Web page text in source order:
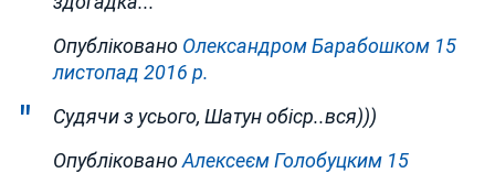
Опубліковано Олександром Барабошком 15
листопад 2016 р.
Судячи з усього, Шатун обіср..вся)))
ОпублікованоАлексеєм Голобуцким 15